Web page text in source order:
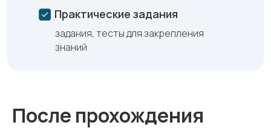
Практические задания
задания, тесты для закрепления
знаний
После прохождения